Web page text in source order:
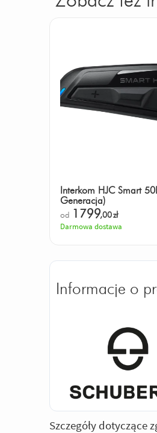
Interkom HJC Smart
Generacja)
od 1799,00zł
Darmowa dostawa
Informacje o
Szczegóły dotyczące